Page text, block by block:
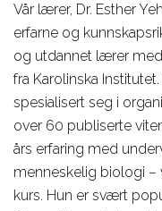
Vår lærer, Dr. Esther
erfarne og
og utdannet lærer
fra Karolinska
spesialisert seg i
over 60 publiserte
års erfaring med
menneskelig biologi –
kurs. Hun er svært